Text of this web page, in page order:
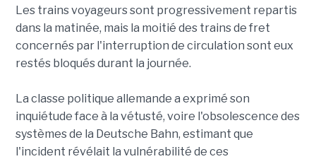
Les trains voyageurs sont progressivement repartis
dans la matinée, mais la moitié des trains de fret
concernés par l'interruption de circulation sont eux
restés bloqués durant la journée.
La classe politique allemande a exprimé son
inquiétude face à la vétusté, voire l'obsolescence des
systèmes de la Deutsche Bahn, estimant que
l'incident révélait la vulnérabilité de ces